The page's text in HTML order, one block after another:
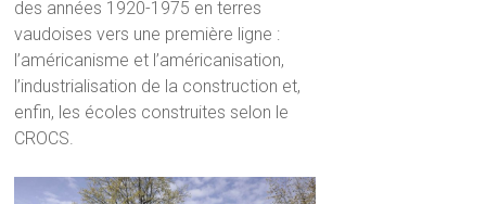
des années 1920-1975 en terres
vaudoises vers une première ligne :
l’américanisme et l’américanisation,
l’industrialisation de la construction et,
enfin, les écoles construites selon le
CROCS.